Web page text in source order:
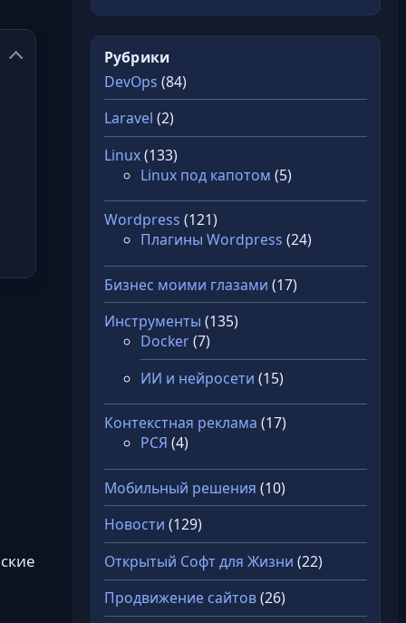
Рубрики
DevOps (84)
Laravel (2)
Linux(133)
Linux под капотом (5)
Wordpress (121)
Плагины Wordpress (24)
Бизнес моими глазами (17)
Инструменты (135)
Docker(7)
ИИ и нейросети (15)
Контекстная реклама (17)
РСЯ (4)
Мобильный решения (10)
Новости (129)
Открытый Софт для Жизни (22)
Продвижение сайтов(26)